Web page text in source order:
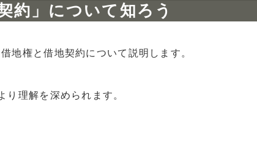
る？
約」について知ろう
地権と借地契約について説明します。
り理解を深められます。